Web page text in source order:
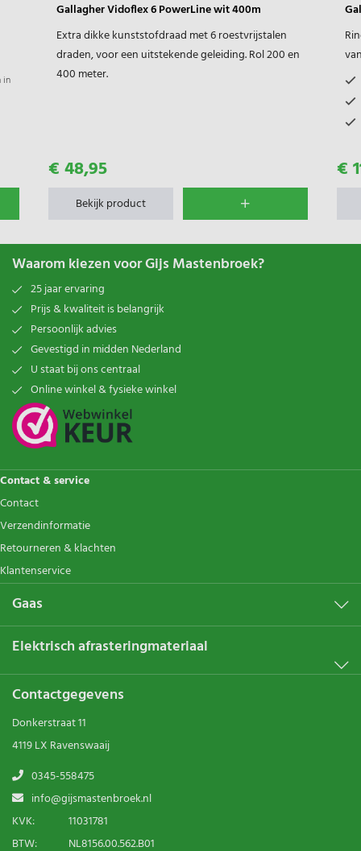
in
Gallagher Vidoflex 6 PowerLine wit 400m
Extra dikke kunststofdraad met 6 roestvrijstalen
draden, voor een uitstekende geleiding. Rol 200 en
400 meter.
€ 48,95
Bekijk product
€
Waarom kiezen voor Gijs Mastenbroek?
25 jaar ervaring
Prijs & kwaliteit is belangrijk
Persoonlijk advies
Gevestigd in midden Nederland
U staat bij ons centraal
Online winkel & fysieke winkel
Contact & service
Contact
Verzendinformatie
Retourneren & klachten
Klantenservice
Gaas
Elektrisch afrasteringmateriaal
Contactgegevens
Donkerstraat 11
4119 LX Ravenswaaij
0345-558475
info@gijsmastenbroek.nl
KVK:
11031781
BTW:
NL8156.00.562.B01